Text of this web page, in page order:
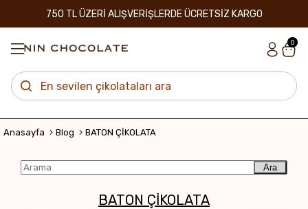
750 TL ÜZERİ ALIŞVERİŞLERDE ÜCRETSİZ KARGO
0
Anasayfa Blog BATON ÇİKOLATA
Ara
BATON ÇİKOLATA